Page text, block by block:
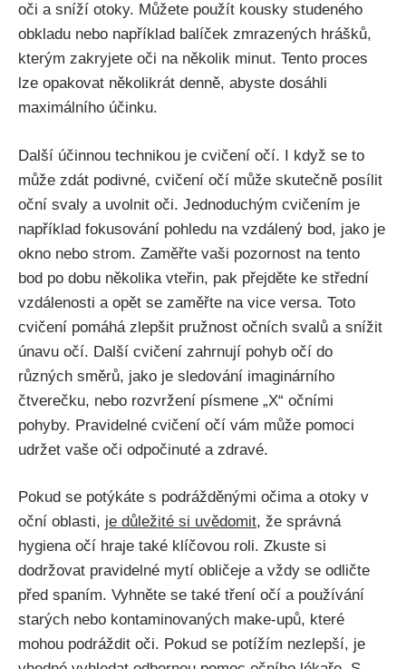
oči a‌ sníží otoky. Můžete použít kousky studeného
obkladu nebo například balíček zmrazených hrášků,
kterým‍ zakryjete oči na několik minut. Tento ⁢proces
lze opakovat několikrát ‌denně, abyste dosáhli
maximálního účinku.
Další účinnou technikou je cvičení očí. I když se to
může zdát podivné, cvičení očí‌ může skutečně posílit
oční svaly ⁣a uvolnit oči. Jednoduchým cvičením je
například fokusování ​pohledu na vzdálený bod, ⁢jako je
okno nebo strom. Zaměřte‍ vaši pozornost na tento
bod po dobu ⁣několika⁤ vteřin, pak přejděte ke střední
vzdálenosti a opět​ se zaměřte na vice versa. Toto
cvičení pomáhá ‍zlepšit pružnost očních svalů a snížit
únavu očí. ⁣Další​ cvičení ⁤zahrnují pohyb očí do
různých ‍směrů, jako je sledování imaginárního
čtverečku, nebo rozvržení písmene „X“ očními
pohyby. Pravidelné ⁣cvičení⁣ očí vám může pomoci
udržet vaše oči odpočinuté a ‍zdravé.
Pokud se potýkáte ‍s podrážděnými očima a otoky v
oční oblasti, je důležité si uvědomit, že⁢ správná
hygiena očí hraje ⁢také klíčovou roli. Zkuste si
‍dodržovat pravidelné mytí obličeje a vždy se odličte
⁣před spaním. Vyhněte se také tření ‌očí a používání
‌starých nebo ⁣kontaminovaných make-upů, které
mohou podráždit oči. Pokud se potížím nezlepší, je